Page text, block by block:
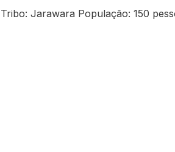
Tribo: Jarawara População: 150